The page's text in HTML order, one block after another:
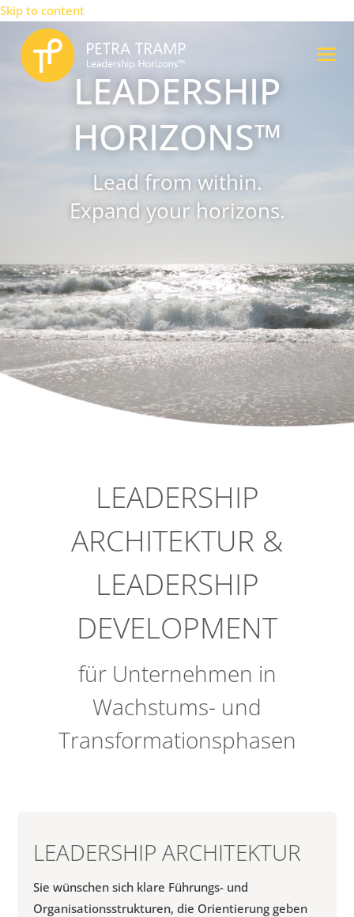
Skip to content
LEADERSHIP
HORIZONS™
Lead from within.
Expand your horizons.
LEADERSHIP
ARCHITEKTUR &
LEADERSHIP
DEVELOPMENT
für Unternehmen in
Wachstums- und
Transformationsphasen
LEADERSHIP ARCHITEKTUR
Sie wünschen sich klare Führungs- und
Organisations­strukturen, die Orientierung geben